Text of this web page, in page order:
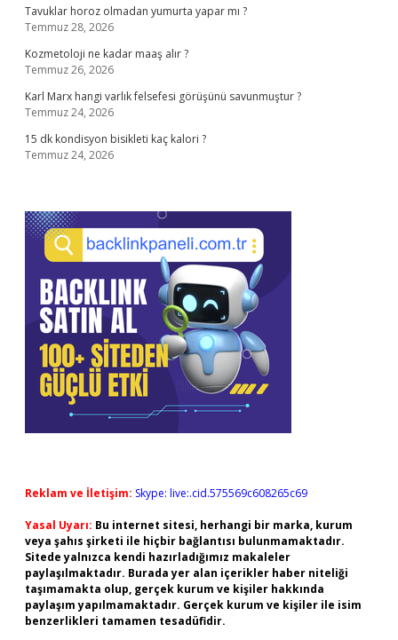
Tavuklar horoz olmadan yumurta yapar mı ?
Temmuz 28, 2026
Kozmetoloji ne kadar maaş alır ?
Temmuz 26, 2026
Karl Marx hangi varlık felsefesi görüşünü savunmuştur ?
Temmuz 24, 2026
15 dk kondisyon bisikleti kaç kalori ?
Temmuz 24, 2026
Reklam ve İletişim: Skype: live:.cid.575569c608265c69
Yasal Uyarı: Bu internet sitesi, herhangi bir marka, kurum
veya şahıs şirketi ile hiçbir bağlantısı bulunmamaktadır.
Sitede yalnızca kendi hazırladığımız makaleler
paylaşılmaktadır. Burada yer alan içerikler haber niteliği
taşımamakta olup, gerçek kurum ve kişiler hakkında
paylaşım yapılmamaktadır. Gerçek kurum ve kişiler ile isim
benzerlikleri tamamen tesadüfidir.